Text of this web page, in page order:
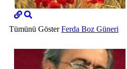
Tümünü GösterFerda Boz Güneri